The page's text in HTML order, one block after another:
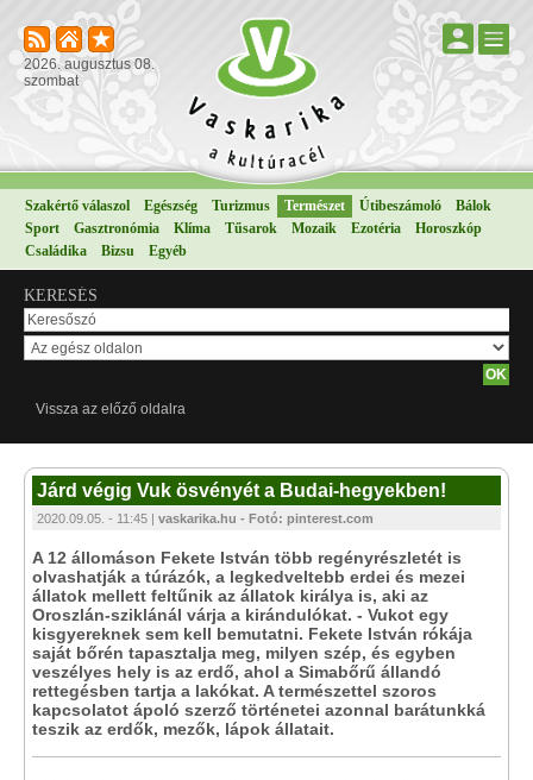
2026. augusztus 08.
szombat
Szakértő válaszol Egészség Turizmus Természet Útibeszámoló
Bálok
Sport
Gasztronómia Klíma Tűsarok Mozaik Ezotéria
Horoszkóp
Családika
Bizsu Egyéb
KERESÉS
Vissza az előző oldalra
Járd végig Vuk ösvényét a Budai-hegyekben!
2020.09.05. - 11:45 | vaskarika.hu - Fotó: pinterest.com
A 12 állomáson Fekete István több regényrészletét is
olvashatják a túrázók, a legkedveltebb erdei és mezei
állatok mellett feltűnik az állatok királya is, aki az
Oroszlán-sziklánál várja a kirándulókat. - Vukot egy
kisgyereknek sem kell bemutatni. Fekete István rókája
saját bőrén tapasztalja meg, milyen szép, és egyben
veszélyes hely is az erdő, ahol a Simabőrű állandó
rettegésben tartja a lakókat. A természettel szoros
kapcsolatot ápoló szerző történetei azonnal barátunkká
teszik az erdők, mezők, lápok állatait.